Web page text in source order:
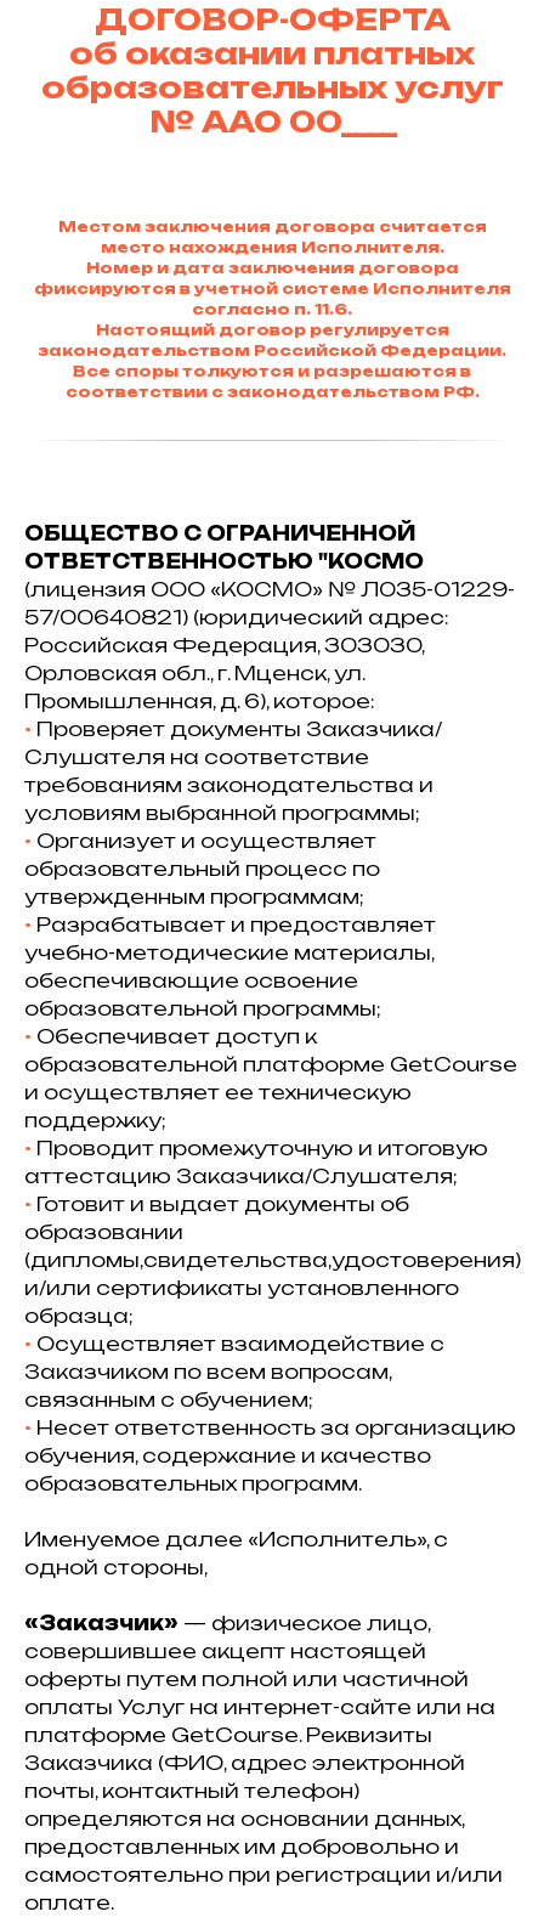
ДОГОВОР-ОФЕРТА
об оказании платных
образовательных услуг
№ ААО 00____
Местом заключения договора считается
место нахождения Исполнителя.
Номер и дата заключения договора
фиксируются в учетной системе Исполнителя
согласно п. 11.6.
Настоящий договор регулируется
законодательством Российской Федерации.
Все споры толкуются и разрешаются в
соответствии с законодательством РФ.
ОБЩЕСТВО С ОГРАНИЧЕННОЙ
ОТВЕТСТВЕННОСТЬЮ "КОСМО
(лицензия ООО «КОСМО» № Л035-01229-
57/00640821) (юридический адрес:
Российская Федерация, 303030,
Орловская обл., г. Мценск, ул.
Промышленная, д. 6), которое:
•⁠ Проверяет документы Заказчика/
Слушателя на соответствие
требованиям законодательства и
условиям выбранной программы;
⁠•⁠ Организует и осуществляет
образовательный процесс по
утвержденным программам;
⁠•⁠ Разрабатывает и предоставляет
учебно-методические материалы,
обеспечивающие освоение
образовательной программы;
•⁠ Обеспечивает доступ к
образовательной платформе GetCourse
и осуществляет ее техническую
поддержку; ⁠
•⁠ Проводит промежуточную и итоговую
аттестацию Заказчика/Слушателя;
•⁠ Готовит и выдает документы об
образовании
(дипломы,свидетельства,удостоверения)
и/или сертификаты установленного
образца;
⁠•⁠ Осуществляет взаимодействие с
Заказчиком по всем вопросам,
связанным с обучением; ⁠
•⁠ Несет ответственность за организацию
обучения, содержание и качество
образовательных программ.
Именуемое далее «Исполнитель», с
одной стороны,
«Заказчик» — физическое лицо,
совершившее акцепт настоящей
оферты путем полной или частичной
оплаты Услуг на интернет-сайте или на
платформе GetCourse. Реквизиты
Заказчика (ФИО, адрес электронной
почты, контактный телефон)
определяются на основании данных,
предоставленных им добровольно и
самостоятельно при регистрации и/или
оплате.